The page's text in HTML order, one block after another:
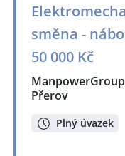
směna -
50 000 Kč
Přerov
Plný úvazek